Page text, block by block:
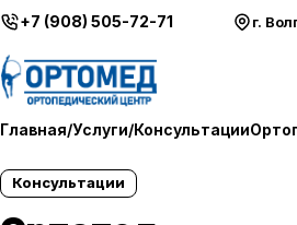
Перейти к содержимому г.
+7 (908) 505-72-71
Главная/Услуги/Консультации
Консультации